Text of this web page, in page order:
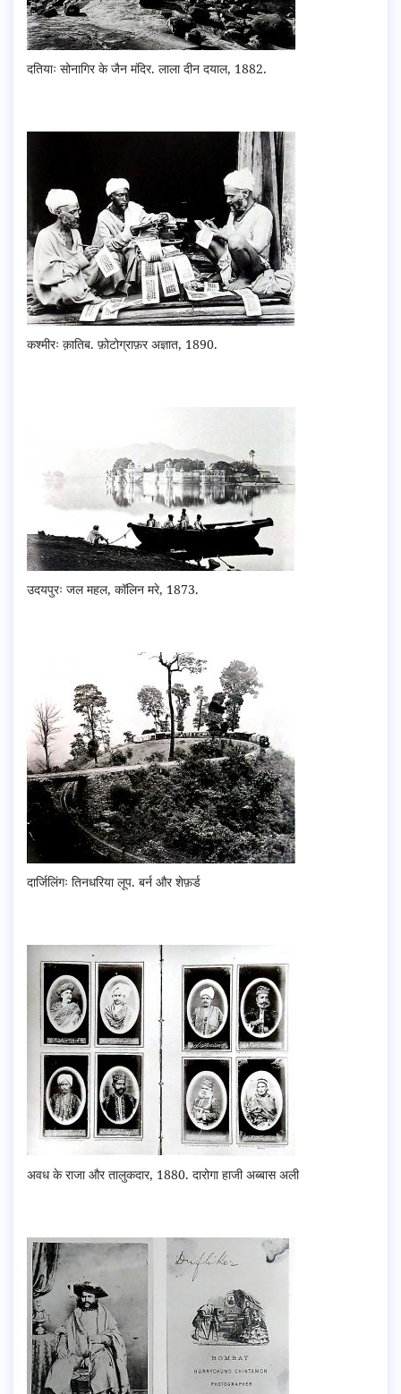
दतियाः सोनागिर के जैन मंदिर. लाला दीन दयाल, 1882.
कश्मीरः क़ातिब. फ़ोटोग्राफ़र अज्ञात, 1890.
उदयपुरः जल महल, कॉलिन मरे, 1873.
दार्जिलिंगः तिनधरिया लूप. बर्न और शेफ़र्ड
अवध के राजा और तालुकदार, 1880. दारोगा हाजी अब्बास अली